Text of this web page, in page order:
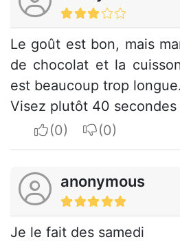
Le goût est bon, mais
de chocolat et la
est beaucoup trop longue.
Visez plutôt 40 secondes
I apreciateI do not
anonymous
Je le fait des samedi